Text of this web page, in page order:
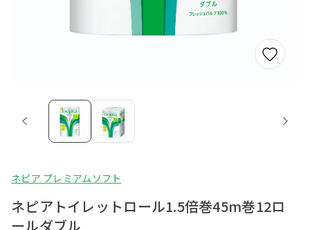
ネピア プレミアムソフト
ネピアトイレットロール1.5倍巻45m巻12ロ
ールダブル